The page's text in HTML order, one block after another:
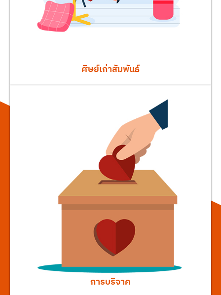
ศิษย์เก่าสัมพันธ์
การบริจาค